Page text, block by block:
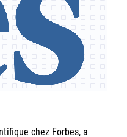
chez Forbes, a